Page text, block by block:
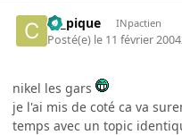
ca_pique INpactien
Posté(e) le 11 février 2004
nikel les gars
je l'ai mis de coté ca va
temps avec un topic